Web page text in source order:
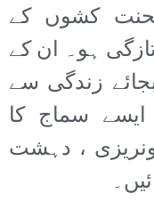
کشوں کے
ہو۔ ان کے
زندگی سے
ایسے سماج کا
، دہشت